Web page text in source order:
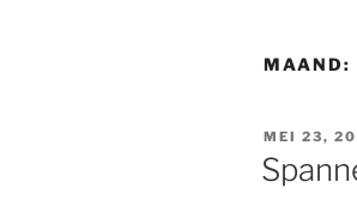
MAAND:
OP
MEI 23,